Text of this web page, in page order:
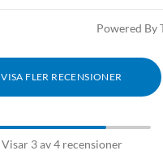
Powered By
VISA FLER RECENSIONER
Visar 3 av 4 recensioner